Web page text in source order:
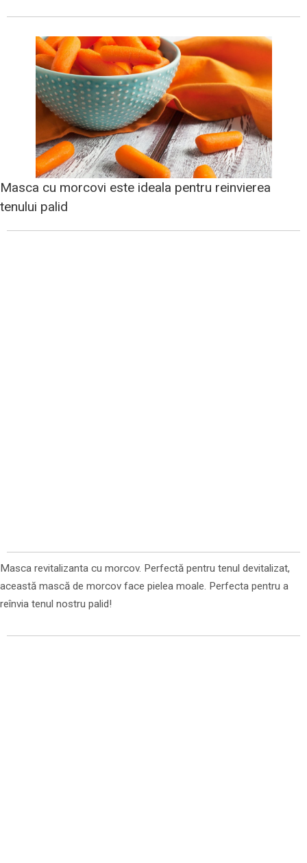
Masca cu morcovi este ideala pentru reinvierea
tenului palid
Masca revitalizanta cu morcov. Perfectă pentru tenul devitalizat,
această mască de morcov face pielea moale. Perfecta pentru a
reînvia tenul nostru palid!